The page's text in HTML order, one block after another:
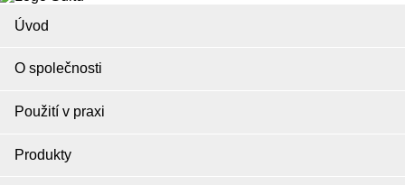
Úvod
O společnosti
Použití v praxi
Produkty